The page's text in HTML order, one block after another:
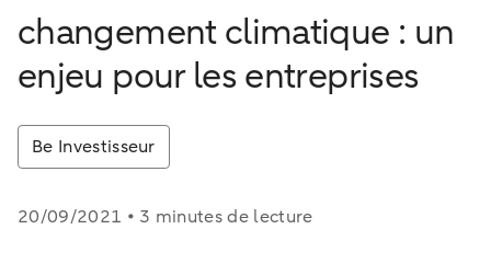
changement climatique : un
enjeu pour les entreprises
Be Investisseur
20/09/2021 • 3 minutes de lecture